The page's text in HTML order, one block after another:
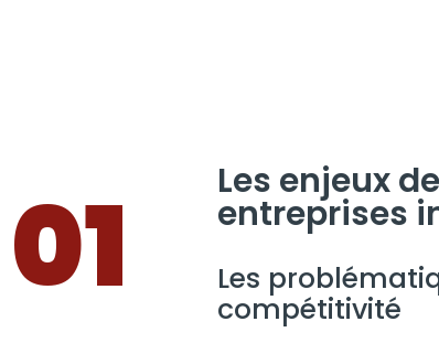
01 Les enjeux
entreprises
Les
compétitivité